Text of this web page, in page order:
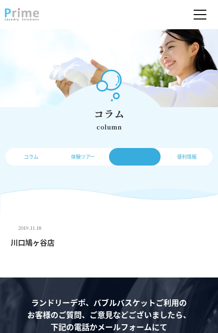
コラム
column
コラム 体験ツアー 便利情報
2019.11.18
川口鳩ヶ谷店
ランドリーデポ、バブルバスケットご利用の
お客様のご質問、ご意見などございましたら、
下記の電話かメールフォームにて